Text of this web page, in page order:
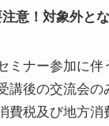
注意！対象外と
ミナー参加に伴
講後の交流会の
費税及び地方消